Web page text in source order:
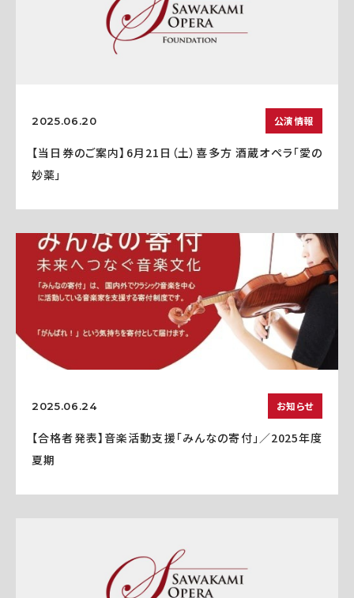
2025.06.20 公演情報
【当日券のご案内】6月21日（土）喜多方 酒蔵オペラ「愛の
妙薬」
2025.06.24 お知らせ
【合格者発表】音楽活動支援「みんなの寄付」／2025年度
夏期